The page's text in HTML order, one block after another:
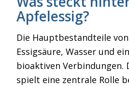
Apfelessig?
Die Hauptbestandteile
Essigsäure, Wasser und
bioaktiven Verbindungen.
spielt eine zentrale Rolle